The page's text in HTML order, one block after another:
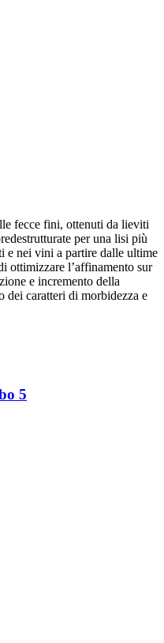
fecce fini, ottenuti da lieviti
per una lisi più
e nei vini a partire dalle ultime
ottimizzare l’affinamento sur
e incremento della
dei caratteri di morbidezza e
5